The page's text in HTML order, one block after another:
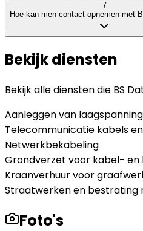
7
Hoe kan men contact opnemen met
Bekijk diensten
Bekijk alle diensten die BS
Aanleggen van
Telecommunicatie kabels
Netwerkbekabeling
Grondverzet voor kabel- en
Kraanverhuur voor
Straatwerken en bestrating
Foto's